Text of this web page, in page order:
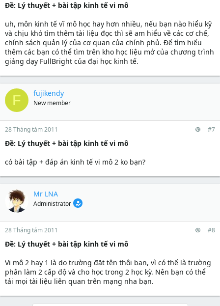
Ðề: Lý thuyết + bài tập kinh tế vi mô
uh, môn kinh tế vĩ mô học hay hơn nhiều, nếu bạn nào hiểu kỹ
và chịu khó tìm thêm tài liệu đọc thì sẽ am hiểu về các cơ chế,
chính sách quản lý của cơ quan của chính phủ. Để tìm hiểu
thêm các bạn có thể tìm trên kho học liệu mở của chương trình
giảng dạy FullBright của đại học kinh tế.
F fujikendy
New member
28 Tháng tám 2011 #7
Ðề: Lý thuyết + bài tập kinh tế vi mô
có bài tập + đáp án kinh tế vi mô 2 ko bạn?
Mr LNA
Administrator
28 Tháng tám 2011 #8
Ðề: Lý thuyết + bài tập kinh tế vi mô
Vi mô 2 hay 1 là do trường đặt tên thôi bạn, vì có thể là trường
phân làm 2 cấp độ và cho học trong 2 học kỳ. Nên bạn có thể
tải mọi tài liệu liên quan trên mạng nha bạn.